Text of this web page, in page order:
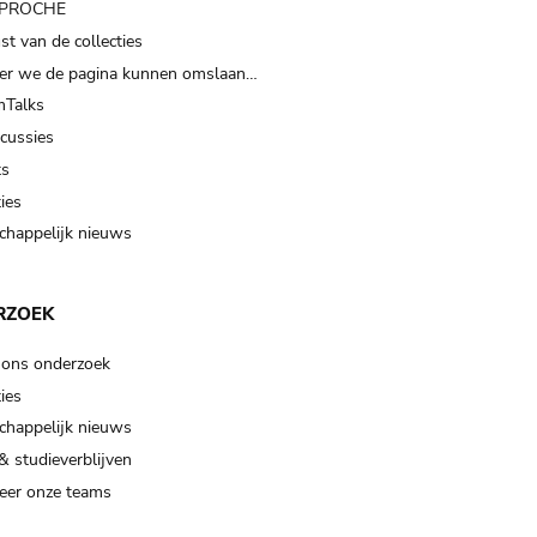
van de collecties
we de pagina kunnen omslaan…
nieuws
onderzoek
nieuws
studieverblijven
onze teams